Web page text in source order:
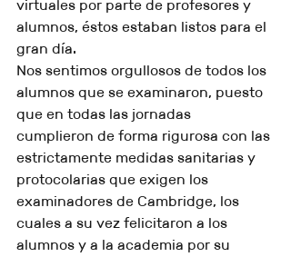
virtuales por parte de profesores y
alumnos, éstos estaban listos para el
gran día.
Nos sentimos orgullosos de todos los
alumnos que se examinaron, puesto
que en todas las jornadas
cumplieron de forma rigurosa con las
estrictamente medidas sanitarias y
protocolarias que exigen los
examinadores de Cambridge, los
cuales a su vez felicitaron a los
alumnos y a la academia por su